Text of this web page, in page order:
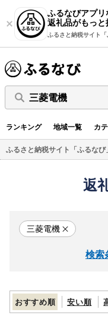
ふるなびアプリ
返礼品がもっと
ふるさと納税サイト「
三菱電機
ランキング 地域一覧 カ
ふるさと納税サイト「ふるなび
返
三菱電機
検索
おすすめ順 安い順